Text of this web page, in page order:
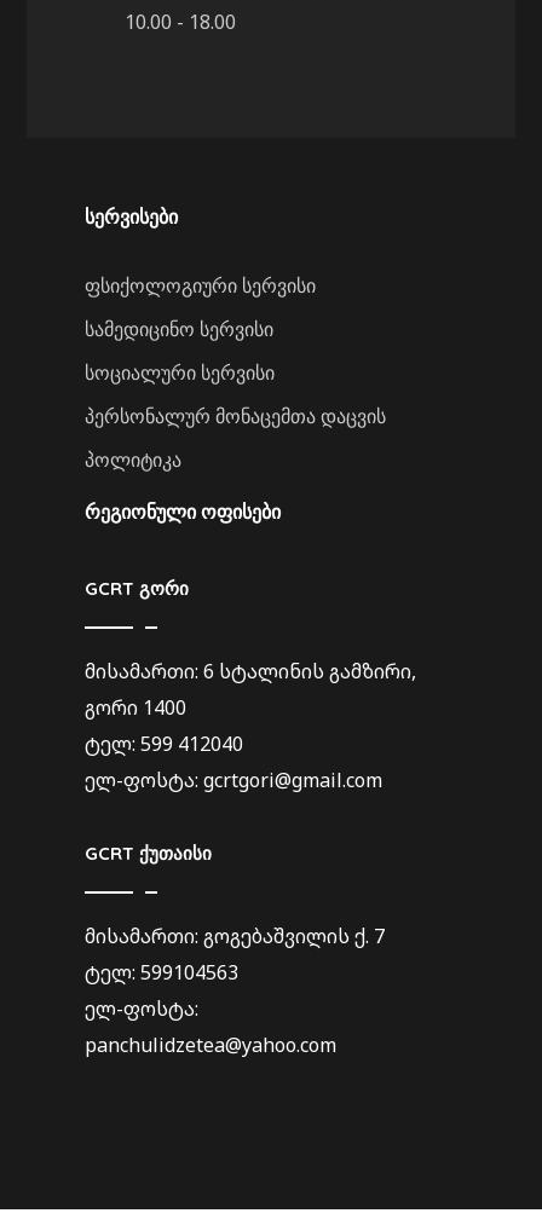
10.00 - 18.00
სერვისები
ფსიქოლოგიური სერვისი
სამედიცინო სერვისი
სოციალური სერვისი
პერსონალურ მონაცემთა დაცვის
პოლიტიკა
ᲠᲔᲒᲘᲝᲜᲣᲚᲘ ᲝᲤᲘᲡᲔᲑᲘ
GCRT გორი
მისამართი: 6 სტალინის გამზირი,
გორი 1400
ტელ: 599 412040
ელ-ფოსტა: gcrtgori@gmail.com
GCRT ქუთაისი
მისამართი: გოგებაშვილის ქ. 7
ტელ: 599104563
ელ-ფოსტა:
panchulidzetea@yahoo.com